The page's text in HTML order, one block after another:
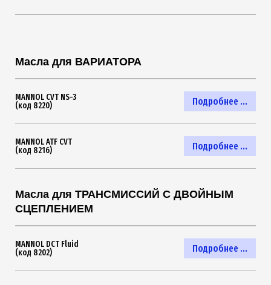
Масла для ВАРИАТОРА
Подробнее ...
MANNOL CVT NS-3
(код 8220)
Подробнее ...
MANNOL ATF CVT
(код 8216)
Масла для ТРАНСМИССИЙ С ДВОЙНЫМ
СЦЕПЛЕНИЕМ
Подробнее ...
MANNOL DCT Fluid
(код 8202)